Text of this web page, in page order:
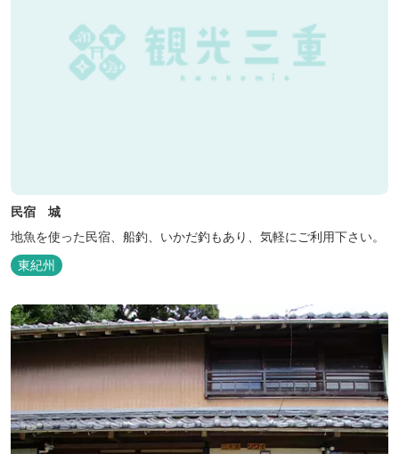
民宿 城
地魚を使った民宿、船釣、いかだ釣もあり、気軽にご利用下さい。
東紀州